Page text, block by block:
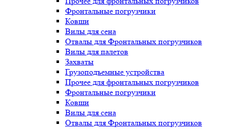
Фронтальные погрузчики
Ковши
Вилы для сена
Отвалы для Фронтальных погрузчиков
Вилы для палетов
Захваты
Грузоподъемные устройства
Прочее для фронтальных погрузчиков
Фронтальные погрузчики
Ковши
Вилы для сена
Отвалы для Фронтальных погрузчиков